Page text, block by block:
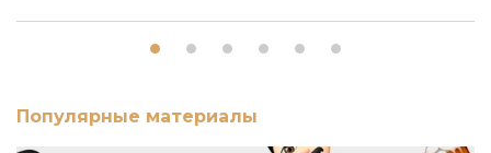
Популярные материалы